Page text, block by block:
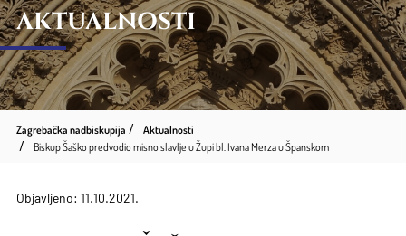
AKTUALNOSTI
Zagrebačka nadbiskupija
Aktualnosti
Biskup Šaško predvodio misno slavlje u Župi bl. Ivana Merza u Španskom
Objavljeno: 11.10.2021.